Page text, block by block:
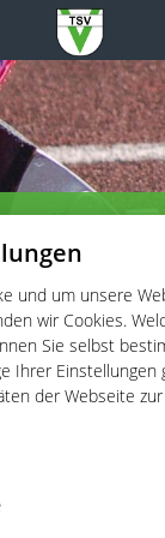
und um unsere
wir Cookies.
Sie selbst
Ihrer
der Webseite